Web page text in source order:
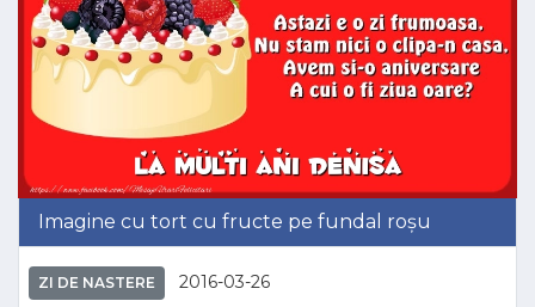
Imagine cu tort cu fructe pe fundal roșu
ZI DE NASTERE 2016-03-26